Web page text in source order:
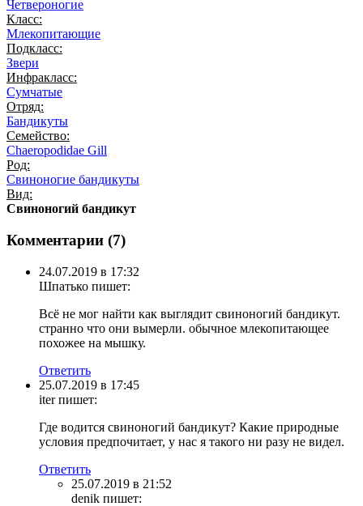
Четвероногие
Класс:
Млекопитающие
Подкласс:
Звери
Инфракласс:
Сумчатые
Отряд:
Бандикуты
Семейство:
Chaeropodidae Gill
Род:
Свиноногие бандикуты
Вид:
Свиноногий бандикут
Комментарии (7)
24.07.2019 в 17:32
Шпатько пишет:
Всё не мог найти как выглядит свиноногий бандикут.
странно что они вымерли. обычное млекопитающее
похожее на мышку.
Ответить
25.07.2019 в 17:45
iter пишет:
Где водится свиноногий бандикут? Какие природные
условия предпочитает, у нас я такого ни разу не видел.
Ответить
25.07.2019 в 21:52
denik пишет: